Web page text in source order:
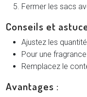
Fermer les sacs
Conseils et
Ajustez les
Pour une
Remplacez le
Avantages :